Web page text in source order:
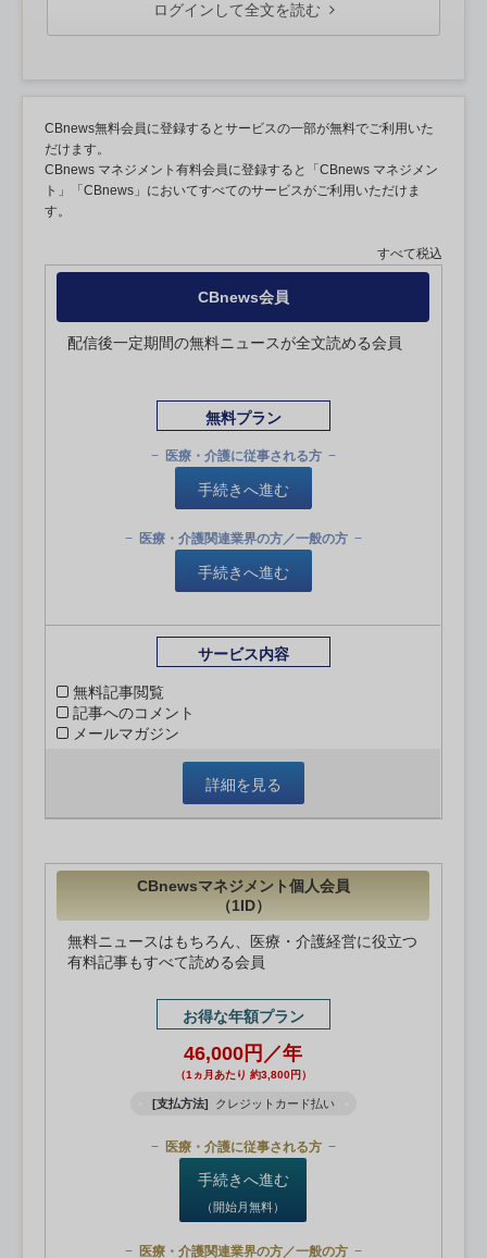
ログインして全文を読む
CBnews無料会員に登録するとサービスの一部が無料でご利用いた
だけます。
CBnews マネジメント有料会員に登録すると「CBnews マネジメン
ト」「CBnews」においてすべてのサービスがご利用いただけま
す。
すべて税込
CBnews会員
配信後一定期間の無料ニュースが全文読める会員
無料プラン
医療・介護に従事される方
手続きへ進む
医療・介護関連業界の方／一般の方
手続きへ進む
サービス内容
無料記事閲覧
記事へのコメント
メールマガジン
詳細を見る
CBnewsマネジメント個人会員
（1ID）
無料ニュースはもちろん、医療・介護経営に役立つ
有料記事もすべて読める会員
お得な年額プラン
46,000円／年
（1ヵ月あたり 約3,800円）
[支払方法] クレジットカード払い
医療・介護に従事される方
手続きへ進む
（開始月無料）
医療・介護関連業界の方／一般の方